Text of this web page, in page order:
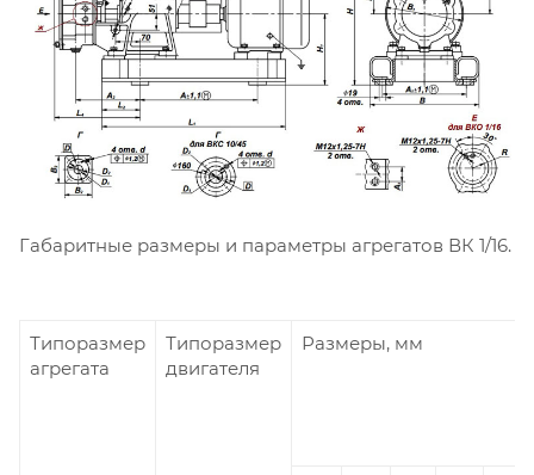
Габаритные размеры и параметры агрегатов ВК 1/16.
Типоразмер
агрегата
Типоразмер
двигателя
Размеры, мм